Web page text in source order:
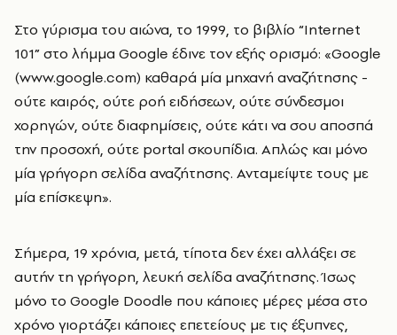
Στο γύρισμα του αιώνα, το 1999, το βιβλίο “Internet
101” στο λήμμα Google έδινε τον εξής ορισμό: «Google
(www.google.com) καθαρά μία μηχανή αναζήτησης -
ούτε καιρός, ούτε ροή ειδήσεων, ούτε σύνδεσμοι
χορηγών, ούτε διαφημίσεις, ούτε κάτι να σου αποσπά
την προσοχή, ούτε portal σκουπίδια. Απλώς και μόνο
μία γρήγορη σελίδα αναζήτησης. Ανταμείψτε τους με
μία επίσκεψη».
Σήμερα, 19 χρόνια, μετά, τίποτα δεν έχει αλλάξει σε
αυτήν τη γρήγορη, λευκή σελίδα αναζήτησης. Ίσως
μόνο το Google Doodle που κάποιες μέρες μέσα στο
χρόνο γιορτάζει κάποιες επετείους με τις έξυπνες,